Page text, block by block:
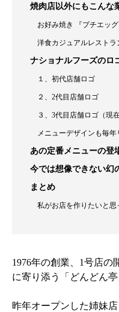
焼肉店以外にもこんな
お好み焼き 『プチエッグ
洋食カジュアルレストラ
ナショナルフーズのロ
１、初代店舗ロゴ
２、2代目店舗ロゴ
３、3代目店舗ロゴ（現
メニューデザインも毎
あの定番メニューの登
今では想像できない幻
まとめ
私がお店を作りたいと思
1976年の創業、1号店の
に寄り添う「どんどん亭
昨年オープンした姉妹